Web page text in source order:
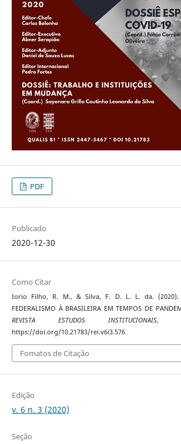
PDF
Publicado
2020-12-30
Como Citar
Iorio Filho, R. M., & Silva, F. D. L. L. da. (2020).
FEDERALISMO À BRASILEIRA EM TEMPOS DE
REVISTA ESTUDOS INSTITUCIONAIS
https://doi.org/10.21783/rei.v6i3.576
Fomatos de Citação
Edição
v. 6 n. 3 (2020)
Seção